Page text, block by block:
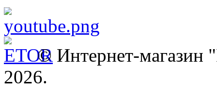
© Интернет-
2026.